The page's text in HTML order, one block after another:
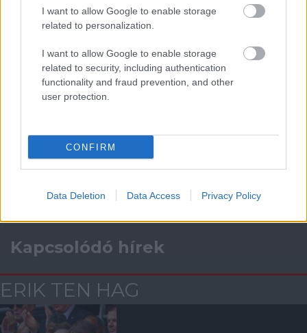
I want to allow Google to enable storage
related to personalization.
I want to allow Google to enable storage
related to security, including authentication
functionality and fraud prevention, and other
user protection.
CONFIRM
Data Deletion Data Access Privacy Policy
ELŐZŐ MÉRKŐZÉSEK
Támogatás
a ManUtdFanatics.hu működését!
Kapcsolódó hírek
ERIK TEN HAG